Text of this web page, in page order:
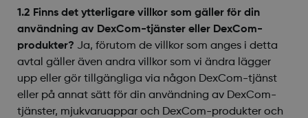
1.2 Finns det ytterligare villkor som gäller för din
användning av DexCom-tjänster eller DexCom-
produkter? Ja, förutom de villkor som anges i detta
avtal gäller även andra villkor som vi ändra lägger
upp eller gör tillgängliga via någon DexCom-tjänst
eller på annat sätt för din användning av DexCom-
tjänster, mjukvaruappar och DexCom-produkter och